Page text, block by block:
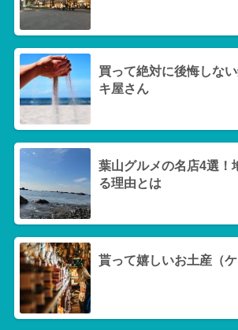
買って絶対に後悔しな
キ屋さん
葉山グルメの名店4選！
る理由とは
貰って嬉しいお土産（ケ